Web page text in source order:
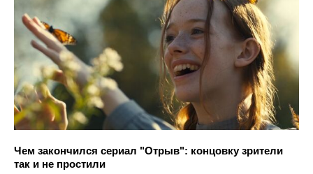
Чем закончился сериал "Отрыв": концовку зрители
так и не простили